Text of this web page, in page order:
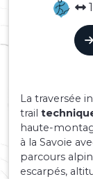
La traversée
trail
haute-
à la Savoie
parcours
escarpés,